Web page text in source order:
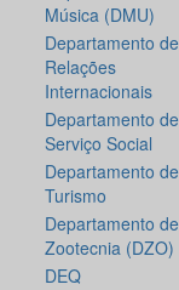
Música (DMU)
Departamento de
Relações
Internacionais
Departamento de
Serviço Social
Departamento de
Turismo
Departamento de
Zootecnia (DZO)
DEQ